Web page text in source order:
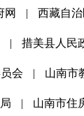
网 | 西藏自
| 措美县人民
会 | 山南市
| 山南市住